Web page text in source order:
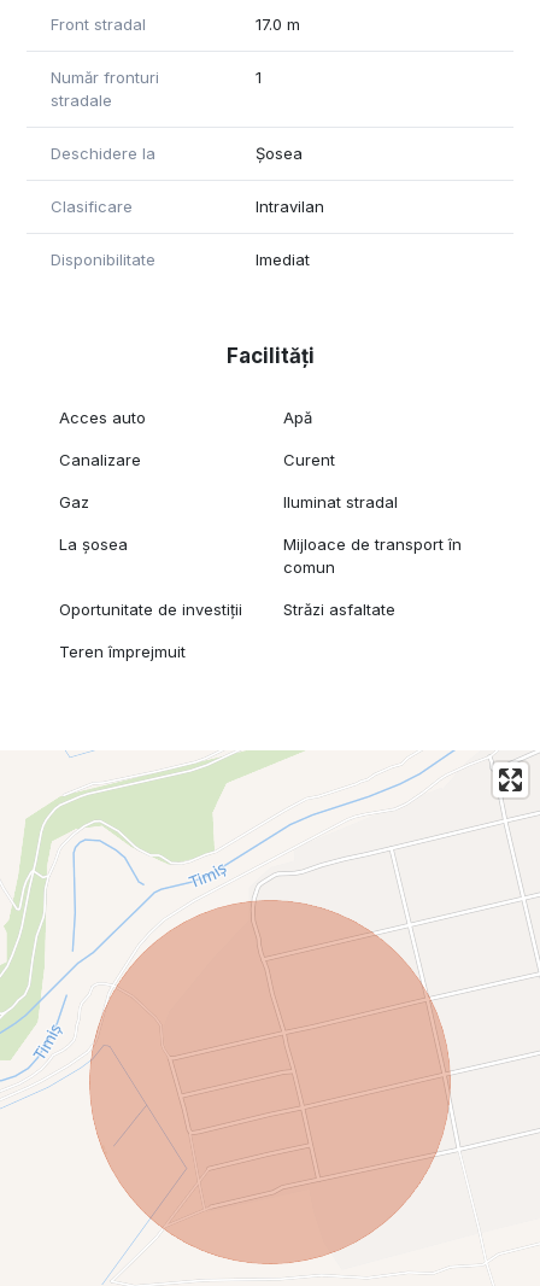
Front stradal 17.0 m
Număr fronturi
stradale
1
Deschidere la Șosea
Clasificare Intravilan
Disponibilitate Imediat
Facilități
Acces auto Apă
Canalizare Curent
Gaz Iluminat stradal
La șosea
Mijloace de transport în
comun
Oportunitate de investiții Străzi asfaltate
Teren împrejmuit